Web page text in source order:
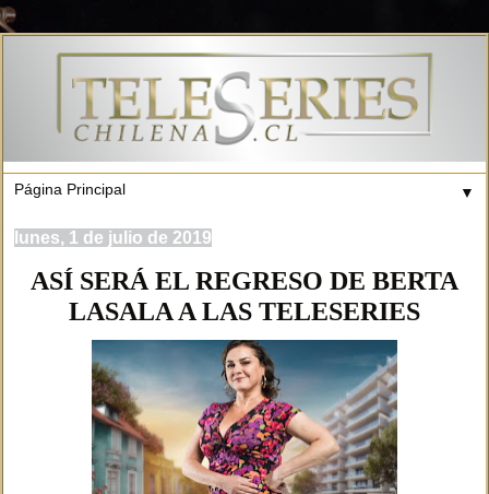
▼
lunes, 1 de julio de 2019
ASÍ SERÁ EL REGRESO DE BERTA
LASALA A LAS TELESERIES